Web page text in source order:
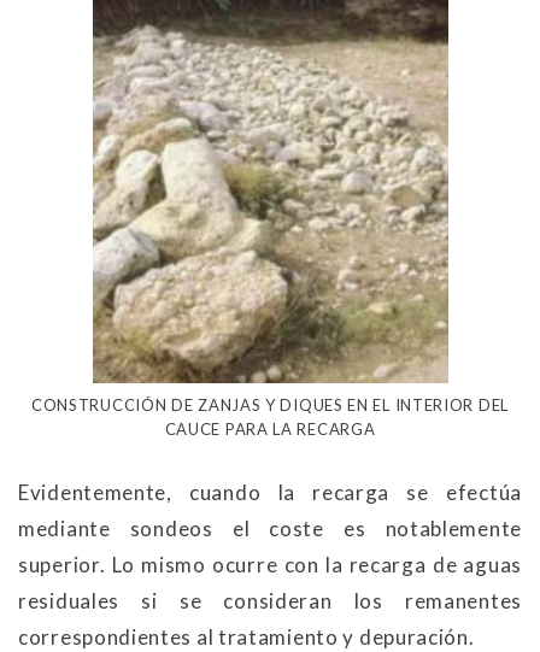
CONSTRUCCIÓN DE ZANJAS Y DIQUES EN EL INTERIOR DEL
CAUCE PARA LA RECARGA
Evidentemente, cuando la recarga se efectúa
mediante sondeos el coste es notablemente
superior. Lo mismo ocurre con la recarga de aguas
residuales si se consideran los remanentes
correspondientes al tratamiento y depuración.